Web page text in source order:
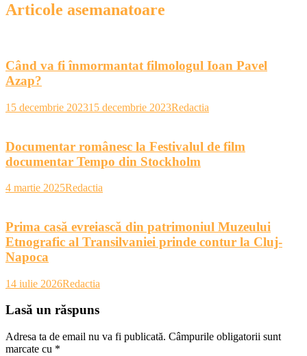
Articole asemanatoare
Când va fi înmormantat filmologul Ioan Pavel
Azap?
15 decembrie 202315 decembrie 2023Redactia
Documentar românesc la Festivalul de film
documentar Tempo din Stockholm
4 martie 2025Redactia
Prima casă evreiască din patrimoniul Muzeului
Etnografic al Transilvaniei prinde contur la Cluj-
Napoca
14 iulie 2026Redactia
Lasă un răspuns
Adresa ta de email nu va fi publicată. Câmpurile obligatorii sunt
marcate cu *